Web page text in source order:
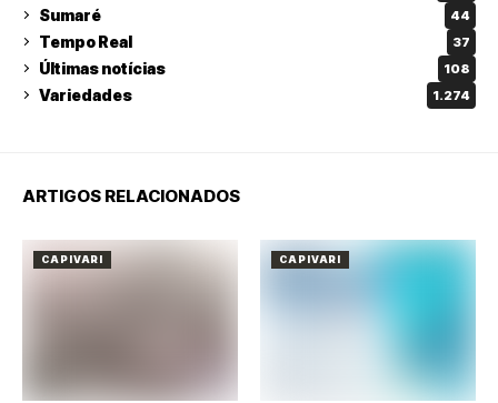
Sumaré 44
Tempo Real 37
Últimas notícias 108
Variedades 1.274
ARTIGOS RELACIONADOS
CAPIVARI CAPIVARI